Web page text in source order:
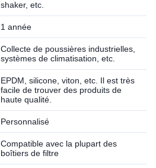
shaker, etc.
1 année
Collecte de poussières industrielles,
systèmes de climatisation, etc.
EPDM, silicone, viton, etc. Il est très
facile de trouver des produits de
haute qualité.
Personnalisé
Compatible avec la plupart des
boîtiers de filtre